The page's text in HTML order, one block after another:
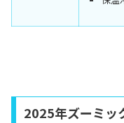
2025年ズーミッ